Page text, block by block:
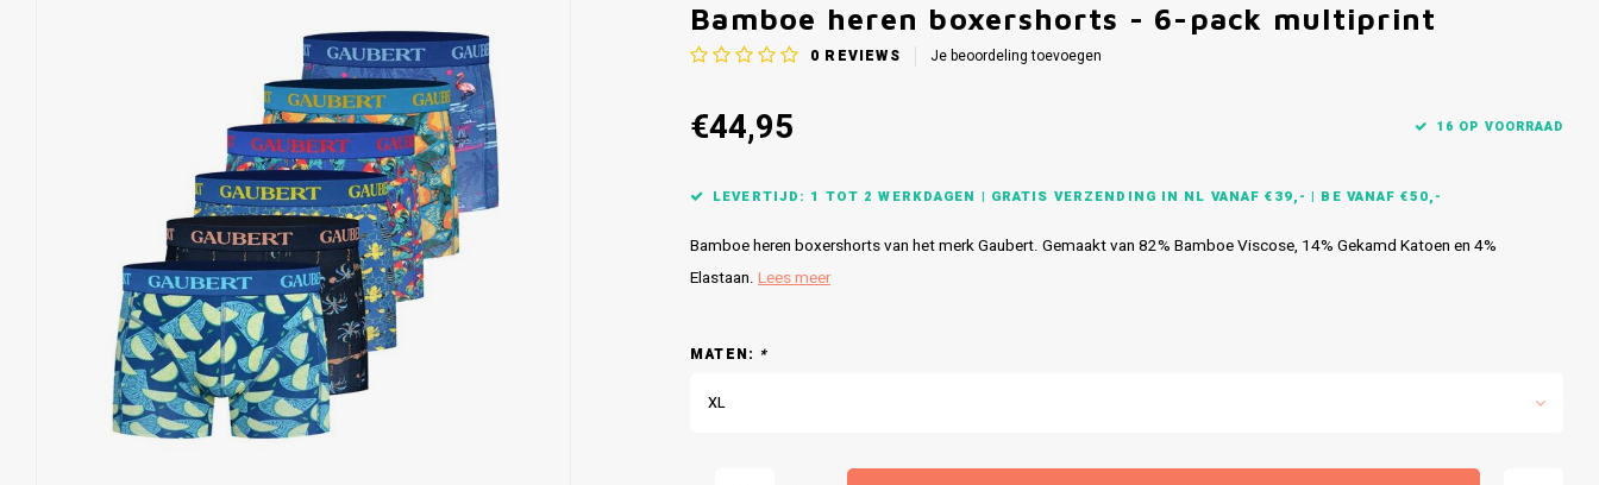
Bamboe heren boxershorts - 6-pack multiprint
0 REVIEWS Je beoordeling toevoegen
€44,95 16 OP VOORRAAD
LEVERTIJD: 1 TOT 2 WERKDAGEN | GRATIS VERZENDING IN NL VANAF €39,- | BE VANAF €50,-
Bamboe heren boxershorts van het merk Gaubert. Gemaakt van 82% Bamboe Viscose, 14% Gekamd Katoen en 4%
Elastaan. Lees meer
MATEN: *
XL